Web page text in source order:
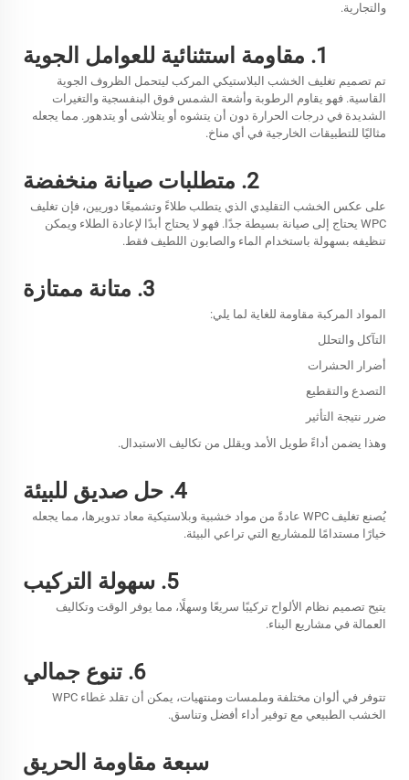
والتجارية.
1. مقاومة استثنائية للعوامل الجوية
تم تصميم تغليف الخشب البلاستيكي المركب ليتحمل الظروف الجوية
القاسية. فهو يقاوم الرطوبة وأشعة الشمس فوق البنفسجية والتغيرات
الشديدة في درجات الحرارة دون أن يتشوه أو يتلاشى أو يتدهور. مما يجعله
مثاليًا للتطبيقات الخارجية في أي مناخ.
2. متطلبات صيانة منخفضة
على عكس الخشب التقليدي الذي يتطلب طلاءً وتشميعًا دوريين، فإن تغليف
WPC يحتاج إلى صيانة بسيطة جدًا. فهو لا يحتاج أبدًا لإعادة الطلاء ويمكن
تنظيفه بسهولة باستخدام الماء والصابون اللطيف فقط.
3. متانة ممتازة
المواد المركبة مقاومة للغاية لما يلي:
التآكل والتحلل
أضرار الحشرات
التصدع والتقطيع
ضرر نتيجة التأثير
وهذا يضمن أداءً طويل الأمد ويقلل من تكاليف الاستبدال.
4. حل صديق للبيئة
يُصنع تغليف WPC عادةً من مواد خشبية وبلاستيكية معاد تدويرها، مما يجعله
خيارًا مستدامًا للمشاريع التي تراعي البيئة.
5. سهولة التركيب
يتيح تصميم نظام الألواح تركيبًا سريعًا وسهلًا، مما يوفر الوقت وتكاليف
العمالة في مشاريع البناء.
6. تنوع جمالي
تتوفر في ألوان مختلفة وملمسات ومنتهيات، يمكن أن تقلد غطاء WPC
الخشب الطبيعي مع توفير أداء أفضل وتناسق.
سبعة مقاومة الحريق